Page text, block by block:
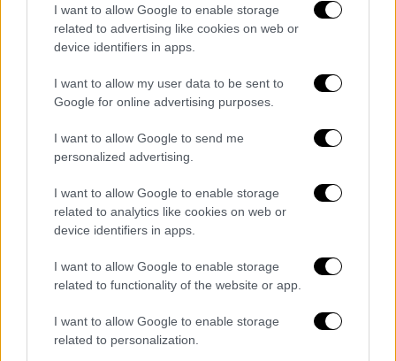
I want to allow Google to enable storage
related to advertising like cookies on web or
device identifiers in apps.
I want to allow my user data to be sent to
Google for online advertising purposes.
I want to allow Google to send me
personalized advertising.
I want to allow Google to enable storage
related to analytics like cookies on web or
device identifiers in apps.
I want to allow Google to enable storage
related to functionality of the website or app.
I want to allow Google to enable storage
related to personalization.
Οι επόμενες αργίες του 2026
23 Φεβρουαρίου Καθαρά Δευτέρα
25 Μαρτίου (Τετάρτη) Ευαγγελισμός της
Θεοτόκου και Εθνική Επέτειος
11/4 Μεγάλο Σάββατο
13/4 Δευτέρα του Πάσχα
1/5 (Παρασκευή) Εργατική Πρωτομαγιά
1/6 (Δευτέρα) Αγίου Πνεύματος
15/8 (Σάββατο) Κοίμηση της Θεοτόκου
28/10 (Τετάρτη) Εθνική Επέτειος του
25/12 (Παρασκευή) Χριστούγεννα